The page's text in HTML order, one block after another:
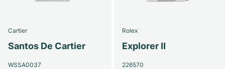
Cartier
Santos De Cartier
WSSA0037
Rolex
Explorer II
226570